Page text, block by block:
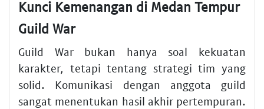
Kunci Kemenangan di Medan Tempur
Guild War
Guild War bukan hanya soal kekuatan
karakter, tetapi tentang strategi tim yang
solid. Komunikasi dengan anggota guild
sangat menentukan hasil akhir pertempuran.